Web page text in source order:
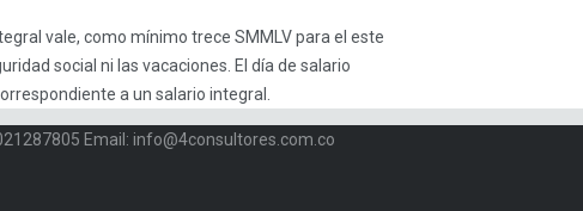
vale, como mínimo trece SMMLV para el este
social ni las vacaciones. El día de salario
a un salario integral.
Email: info@4consultores.com.co